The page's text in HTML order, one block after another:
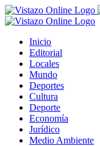
Saltar
al
Inicio
Editorial
Locales
Mundo
Deportes
Cultura
Deporte
Economía
Jurídico
Medio Ambiente